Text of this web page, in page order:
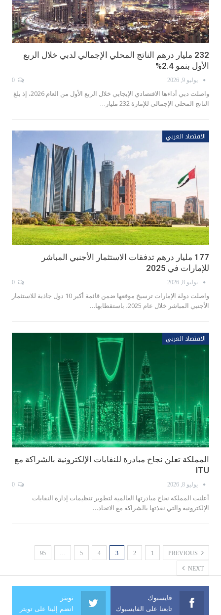
232 مليار درهم الناتج المحلي الإجمالي لدبي خلال الربع
الأول بنمو 2.4%
يوليو 9, 2026
واصلت دبي أداءها الاقتصادي الإيجابي خلال الربع الأول من العام 2026، إذ بلغ
الناتج المحلي الإجمالي للإمارة 232 مليار…
الاقتصاد العربي
177 مليار درهم تدفقات الاستثمار الأجنبي المباشر
للإمارات في 2025
يوليو 8, 2026
واصلت دولة الإمارات ترسيخ موقعها ضمن قائمة أكبر 10 دول جاذبة للاستثمار
الأجنبي المباشر خلال عام 2025، باستقطابها…
الاقتصاد العربي
المملكة تعلن نجاح مبادرة للنفايات الإلكترونية بالشراكة مع
ITU
يوليو 8, 2026
أعلنت المملكة نجاح مبادرتها العالمية لتطوير تنظيمات إدارة النفايات
الإلكترونية والتي نفذتها بالشراكة مع الاتحاد…
1
2
3
4
5
95
NEXT
فايسبوك
تابعنا على الفايسبوك
تويتر
انضم إلينا على تويتر